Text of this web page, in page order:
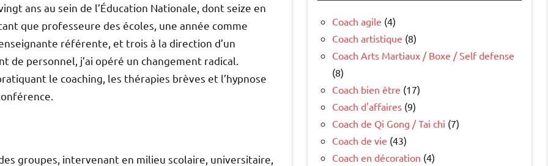
ans au sein de l’Éducation Nationale, dont seize en
que professeure des écoles, une année comme
référente, et trois à la direction d’un
de personnel, j’ai opéré un changement radical.
le coaching, les thérapies brèves et l’hypnose
groupes, intervenant en milieu scolaire, universitaire,
Coach agile (4)
Coach artistique (8)
Coach Arts Martiaux / Boxe / Self defense
(8)
Coach bien être (17)
Coach d'affaires (9)
Coach de Qi Gong / Tai chi (7)
Coach de vie (43)
Coach en décoration (4)